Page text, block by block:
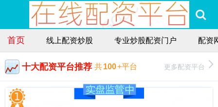
首页 线上配资炒股 专业炒股配资门户 配资
十大配资平台推荐 共100+平台 更多配资平台